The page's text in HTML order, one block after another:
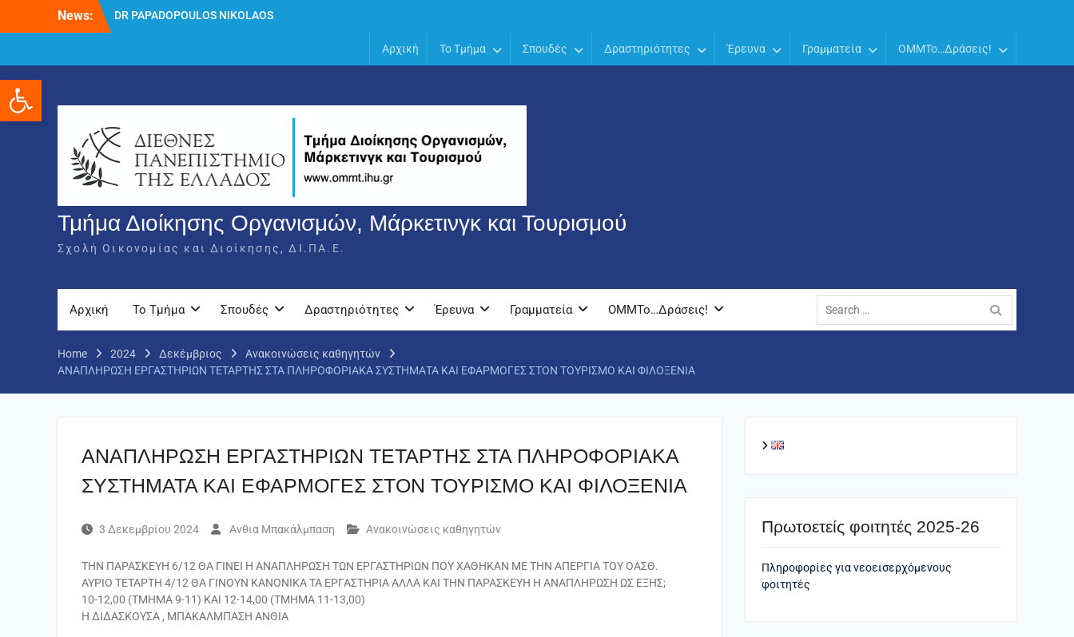
Ανοίξτε τη γραμμή εργαλείων
News:
DR PAPADOPOULOS NIKOLAOS
δικαιολογητικών και ενστάσεων για τη
Αρχική Το Τμήμα Σπουδές Δραστηριότητες Έρευνα Γραμματεία OMMTo…Δράσεις!
Τμήμα Διοίκησης Οργανισμών, Μάρκετινγκ και Τουρισμού
Σχολή Οικονομίας και Διοίκησης, ΔΙ.ΠΑ.Ε.
Αρχική Το Τμήμα Σπουδές Δραστηριότητες Έρευνα Γραμματεία OMMTo…Δράσεις!
Search
for:
Home 2024 Δεκέμβριος
Ανακοινώσεις καθηγητών
ΑΝΑΠΛΗΡΩΣΗ ΕΡΓΑΣΤΗΡΙΩΝ ΤΕΤΑΡΤΗΣ ΣΤΑ ΠΛΗΡΟΦΟΡΙΑΚΑ ΣΥΣΤΗΜΑΤΑ ΚΑΙ ΕΦΑΡΜΟΓΕΣ ΣΤΟΝ ΤΟΥΡΙΣΜΟ ΚΑΙ ΦΙΛΟΞΕΝΙΑ
ΑΝΑΠΛΗΡΩΣΗ ΕΡΓΑΣΤΗΡΙΩΝ ΤΕΤΑΡΤΗΣ ΣΤΑ ΠΛΗΡΟΦΟΡΙΑΚΑ
ΣΥΣΤΗΜΑΤΑ ΚΑΙ ΕΦΑΡΜΟΓΕΣ ΣΤΟΝ ΤΟΥΡΙΣΜΟ ΚΑΙ ΦΙΛΟΞΕΝΙΑ
3 Δεκεμβρίου 2024 Ανθια Μπακάλμπαση Ανακοινώσεις καθηγητών
ΤΗΝ ΠΑΡΑΣΚΕΥΗ 6/12 ΘΑ ΓΙΝΕΙ Η ΑΝΑΠΛΗΡΩΣΗ ΤΩΝ ΕΡΓΑΣΤΗΡΙΩΝ ΠΟΥ ΧΑΘΗΚΑΝ ΜΕ ΤΗΝ ΑΠΕΡΓΙΑ ΤΟΥ ΟΑΣΘ.
ΑΥΡΙΟ ΤΕΤΑΡΤΗ 4/12 ΘΑ ΓΙΝΟΥΝ ΚΑΝΟΝΙΚΑ ΤΑ ΕΡΓΑΣΤΗΡΙΑ ΑΛΛΑ ΚΑΙ ΤΗΝ ΠΑΡΑΣΚΕΥΗ Η ΑΝΑΠΛΗΡΩΣΗ ΩΣ ΕΞΗΣ;
10-12,00 (ΤΜΗΜΑ 9-11) ΚΑΙ 12-14,00 (ΤΜΗΜΑ 11-13,00)
Η ΔΙΔΑΣΚΟΥΣΑ , ΜΠΑΚΑΛΜΠΑΣΗ ΑΝΘΙΑ
Πρωτοετείς φοιτητές 2025-26
Πληροφορίες για νεοεισερχόμενους
φοιτητές